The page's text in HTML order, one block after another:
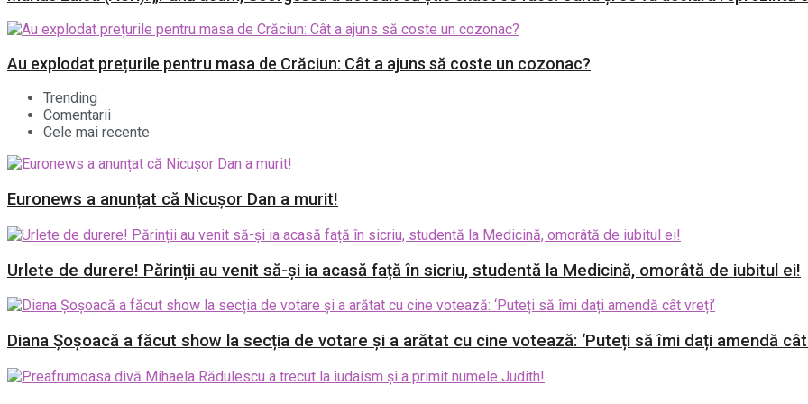
Au explodat prețurile pentru masa de Crăciun: Cât a ajuns să coste un cozonac?
Trending
Comentarii
Cele mai recente
Euronews a anunțat că Nicușor Dan a murit!
Urlete de durere! Părinții au venit să-și ia acasă față în sicriu, studentă la Medicină, omorâtă de iubitul ei!
Diana Șoșoacă a făcut show la secția de votare și a arătat cu cine votează: ‘Puteți să îmi dați amendă cât